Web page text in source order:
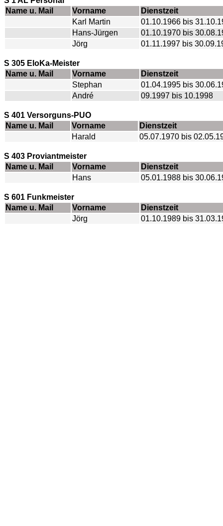
Name u. Mail
Vorname
Dienstzeit
Karl Martin
01.10.1966 bis
Hans-Jürgen
01.10.1970 bis
Jörg
01.11.1997 bis
S 305 EloKa-Meister
Name u. Mail
Vorname
Dienstzeit
Stephan
01.04.1995 bis
André
09.1997 bis 10.1998
S 401 Versorguns-PUO
Name u. Mail
Vorname
Dienstzeit
Harald
05.07.1970 bis
S 403 Proviantmeister
Name u. Mail
Vorname
Dienstzeit
Hans
05.01.1988 bis
S 601 Funkmeister
Name u. Mail
Vorname
Dienstzeit
Jörg
01.10.1989 bis